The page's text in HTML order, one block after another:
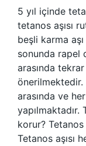
5 yıl içinde
tetanos aşısı
beşli karma
sonunda rapel
arasında
önerilmektedir.
arasında ve
yapılmaktadır.
korur? Tetanos
Tetanos aşısı